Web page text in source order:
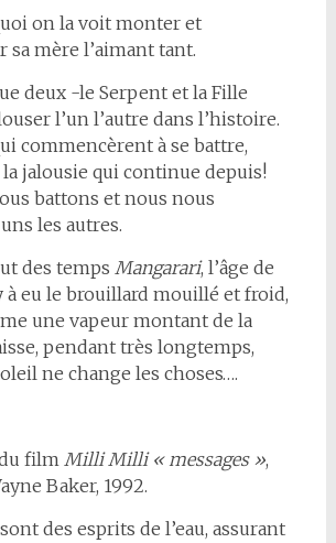
on la voit monter et
sa mère l’aimant tant.
deux -le Serpent et la Fille
l’un l’autre dans l’histoire.
commencèrent à se battre,
jalousie qui continue depuis!
battons et nous nous
les autres.
des temps Mangarari, l’âge de
à eu le brouillard mouillé et froid,
une vapeur montant de la
pendant très longtemps,
ne change les choses….
film Milli Milli « messages »,
Baker, 1992.
sont des esprits de l’eau, assurant